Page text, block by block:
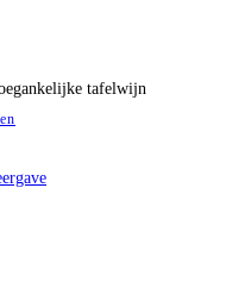
tafelwijn